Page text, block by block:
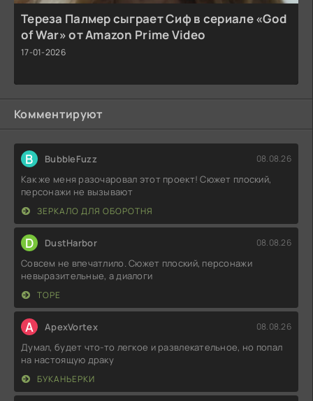
Тереза Палмер сыграет Сиф в сериале «God
of War» от Amazon Prime Video
17-01-2026
Комментируют
B BubbleFuzz 08.08.26
Как же меня разочаровал этот проект! Сюжет плоский,
персонажи не вызывают
ЗЕРКАЛО ДЛЯ ОБОРОТНЯ
D DustHarbor 08.08.26
Совсем не впечатлило. Сюжет плоский, персонажи
невыразительные, а диалоги
ТОРЕ
A ApexVortex 08.08.26
Думал, будет что-то легкое и развлекательное, но попал
на настоящую драку
БУКАНЬЕРКИ